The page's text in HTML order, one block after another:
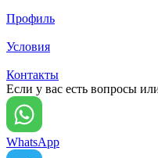
Профиль
Условия
Контакты
Если у вас есть вопросы
WhatsApp